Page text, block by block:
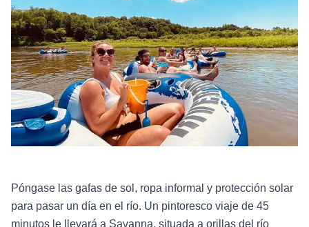
Póngase las gafas de sol, ropa informal y protección solar
para pasar un día en el río. Un pintoresco viaje de 45
minutos le llevará a Savanna, situada a orillas del río